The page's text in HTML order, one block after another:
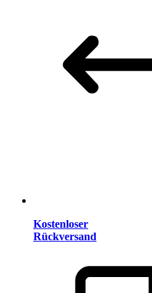
Kostenloser
Rückversand